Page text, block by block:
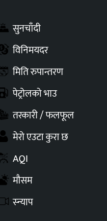
सुनचाँदी
विनिमयदर
मिति रुपान्तरण
पेट्रोलको भाउ
तरकारी / फलफूल
मेरो एउटा कुरा छ
AQI
मौसम
स्न्याप
डोजर